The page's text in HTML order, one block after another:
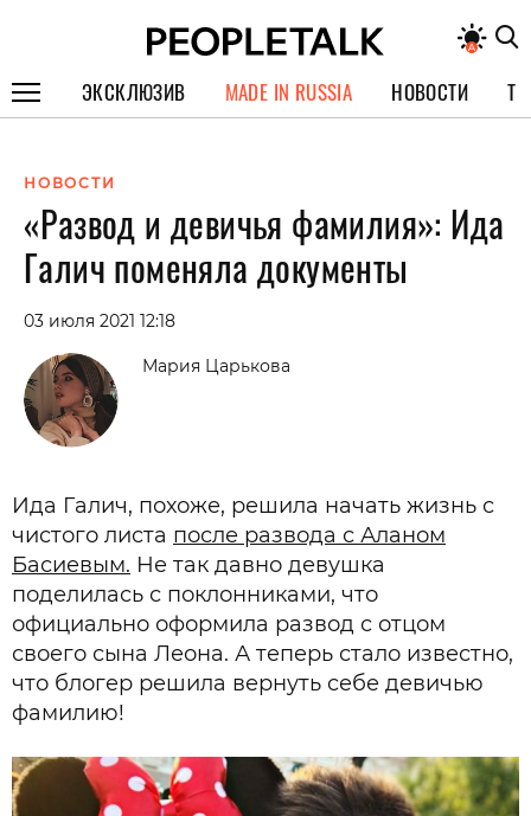
ЭКСКЛЮЗИВ
СПЕЦПРОЕКТЫ
ИНТЕРВЬЮ
ПОКОЛЕНИЕ
MADE IN RUSSIA НОВОСТИ
НОВОСТИ
«Развод и девичья фамилия»: Ида
Галич поменяла документы
03 июля 2021 12:18
Мария Царькова
Ида Галич, похоже, решила начать жизнь с
чистого листа после развода с Аланом
Басиевым. Не так давно девушка
поделилась с поклонниками, что
официально оформила развод с отцом
своего сына Леона. А теперь стало известно,
что блогер решила вернуть себе девичью
фамилию!